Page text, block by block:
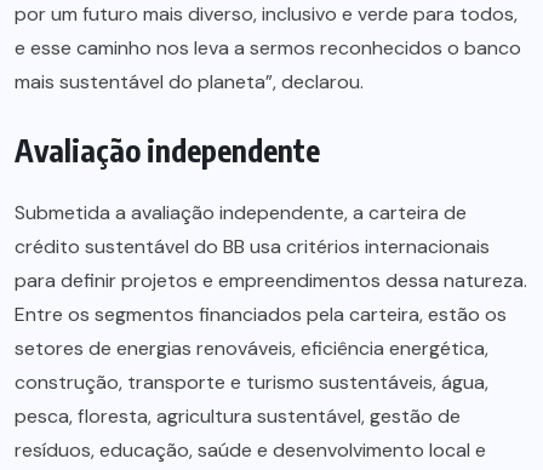
por um futuro mais diverso, inclusivo e verde para todos,
e esse caminho nos leva a sermos reconhecidos o banco
mais sustentável do planeta”, declarou.
Avaliação independente
Submetida a avaliação independente, a carteira de
crédito sustentável do BB usa critérios internacionais
para definir projetos e empreendimentos dessa natureza.
Entre os segmentos financiados pela carteira, estão os
setores de energias renováveis, eficiência energética,
construção, transporte e turismo sustentáveis, água,
pesca, floresta, agricultura sustentável, gestão de
resíduos, educação, saúde e desenvolvimento local e